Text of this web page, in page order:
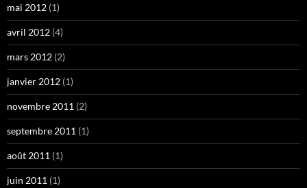
mai 2012 (1)
avril 2012 (4)
mars 2012 (2)
janvier 2012 (1)
novembre 2011 (2)
septembre 2011 (1)
août 2011 (1)
juin 2011 (1)